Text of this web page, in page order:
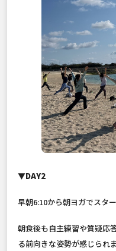
▼DAY2
早朝6:10から朝ヨガでスター
朝食後も自主練習や質疑応
る前向きな姿勢が感じられま